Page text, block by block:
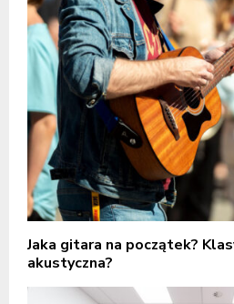
Jaka gitara na początek?
akustyczna?